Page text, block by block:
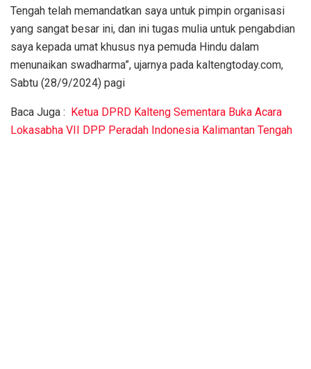
Tengah telah memandatkan saya untuk pimpin organisasi
yang sangat besar ini, dan ini tugas mulia untuk pengabdian
saya kepada umat khusus nya pemuda Hindu dalam
menunaikan swadharma”, ujarnya pada kaltengtoday.com,
Sabtu (28/9/2024) pagi
Baca Juga : Ketua DPRD Kalteng Sementara Buka Acara
Lokasabha VII DPP Peradah Indonesia Kalimantan Tengah